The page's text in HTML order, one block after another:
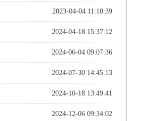
2023-04-04 11:10:39
2024-04-18 15:37:12
2024-06-04 09:07:36
2024-07-30 14:45:13
2024-10-18 13:49:41
2024-12-06 09:34:02